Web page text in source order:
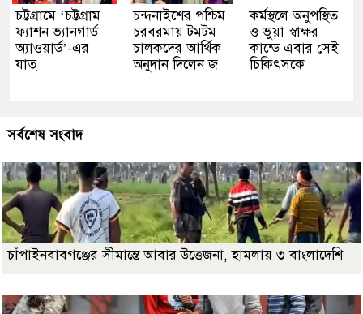
চট্টগ্রামে ‘চট্টগ্রাম
ফ্যাশন ভ্যানগার্ড
অ্যাওয়ার্ড’-এর
যাত্
চন্দনাইশের পশ্চিম
চরবরমায় টমটম
চালকদের আর্থিক
অনুদান দিলেন জ
কর্মস্থলে অনুপস্থিত
ও ভুয়া স্বাক্ষর
কান্ডে এবার সেই
চিকিৎসকে
সর্বশেষ সংবাদ
চাঁপাইনবাবগঞ্জের সীমান্তে আবার উত্তেজনা, হামলায় ৩ বাংলাদেশি